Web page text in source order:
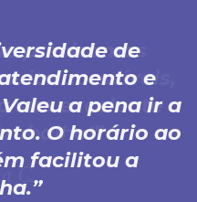
de
e
a pena ir a
O horário ao
facilitou a